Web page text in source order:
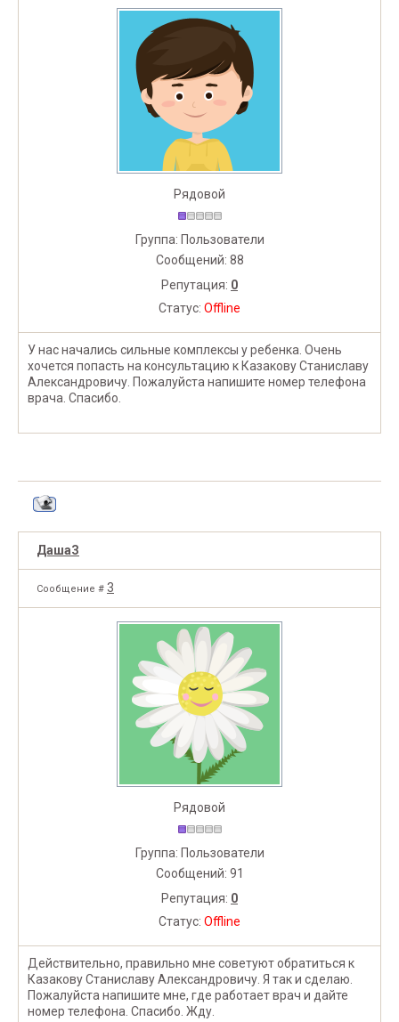
Рядовой
Группа: Пользователи
Сообщений: 88
Репутация: 0
Статус: Offline
У нас начались сильные комплексы у ребенка. Очень
хочется попасть на консультацию к Казакову Станиславу
Александровичу. Пожалуйста напишите номер телефона
врача. Спасибо.
ДашаЗ
Сообщение # 3
Рядовой
Группа: Пользователи
Сообщений: 91
Репутация: 0
Статус: Offline
Действительно, правильно мне советуют обратиться к
Казакову Станиславу Александровичу. Я так и сделаю.
Пожалуйста напишите мне, где работает врач и дайте
номер телефона. Спасибо. Жду.